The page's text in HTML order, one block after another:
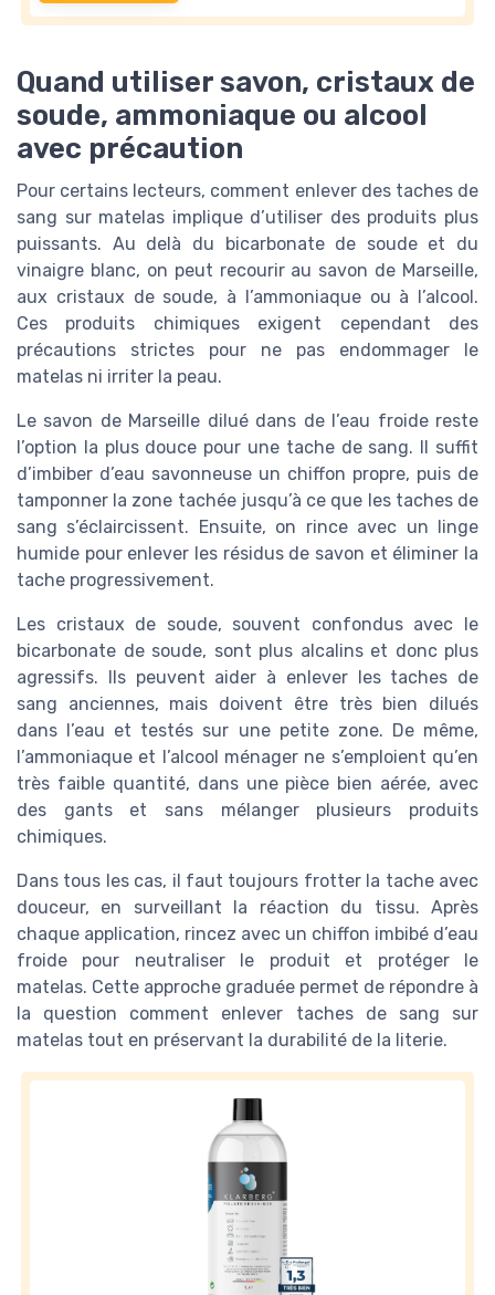
Quand utiliser savon, cristaux de
soude, ammoniaque ou alcool
avec précaution
Pour certains lecteurs, comment enlever des taches de
sang sur matelas implique d’utiliser des produits plus
puissants. Au delà du bicarbonate de soude et du
vinaigre blanc, on peut recourir au savon de Marseille,
aux cristaux de soude, à l’ammoniaque ou à l’alcool.
Ces produits chimiques exigent cependant des
précautions strictes pour ne pas endommager le
matelas ni irriter la peau.
Le savon de Marseille dilué dans de l’eau froide reste
l’option la plus douce pour une tache de sang. Il suffit
d’imbiber d’eau savonneuse un chiffon propre, puis de
tamponner la zone tachée jusqu’à ce que les taches de
sang s’éclaircissent. Ensuite, on rince avec un linge
humide pour enlever les résidus de savon et éliminer la
tache progressivement.
Les cristaux de soude, souvent confondus avec le
bicarbonate de soude, sont plus alcalins et donc plus
agressifs. Ils peuvent aider à enlever les taches de
sang anciennes, mais doivent être très bien dilués
dans l’eau et testés sur une petite zone. De même,
l’ammoniaque et l’alcool ménager ne s’emploient qu’en
très faible quantité, dans une pièce bien aérée, avec
des gants et sans mélanger plusieurs produits
chimiques.
Dans tous les cas, il faut toujours frotter la tache avec
douceur, en surveillant la réaction du tissu. Après
chaque application, rincez avec un chiffon imbibé d’eau
froide pour neutraliser le produit et protéger le
matelas. Cette approche graduée permet de répondre à
la question comment enlever taches de sang sur
matelas tout en préservant la durabilité de la literie.